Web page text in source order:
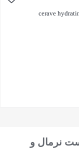
نرمال و